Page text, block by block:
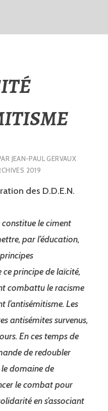
JEAN-PAUL GERVAUX
2019
des D.D.E.N.
le ciment
par l’éducation,
principe de laïcité,
combattu le racisme
l’antisémitisme. Les
antisémites survenus,
En ces temps de
de redoubler
domaine de
le combat pour
en s’associant